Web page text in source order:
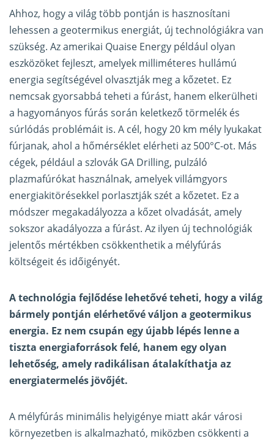
Ahhoz, hogy a világ több pontján is hasznosítani
lehessen a geotermikus energiát, új technológiákra van
szükség. Az amerikai Quaise Energy például olyan
eszközöket fejleszt, amelyek milliméteres hullámú
energia segítségével olvasztják meg a kőzetet. Ez
nemcsak gyorsabbá teheti a fúrást, hanem elkerülheti
a hagyományos fúrás során keletkező törmelék és
súrlódás problémáit is. A cél, hogy 20 km mély lyukakat
fúrjanak, ahol a hőmérséklet elérheti az 500°C-ot. Más
cégek, például a szlovák GA Drilling, pulzáló
plazmafúrókat használnak, amelyek villámgyors
energiakitörésekkel porlasztják szét a kőzetet. Ez a
módszer megakadályozza a kőzet olvadását, amely
sokszor akadályozza a fúrást. Az ilyen új technológiák
jelentős mértékben csökkenthetik a mélyfúrás
költségeit és időigényét.
A technológia fejlődése lehetővé teheti, hogy a világ
bármely pontján elérhetővé váljon a geotermikus
energia. Ez nem csupán egy újabb lépés lenne a
tiszta energiaforrások felé, hanem egy olyan
lehetőség, amely radikálisan átalakíthatja az
energiatermelés jövőjét.
A mélyfúrás minimális helyigénye miatt akár városi
környezetben is alkalmazható, miközben csökkenti a